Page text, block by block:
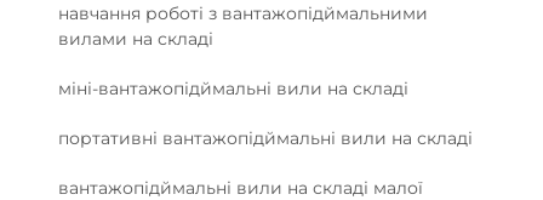
навчання роботі з вантажопідймальними
вилами на складі
міні-вантажопідймальні вили на складі
портативні вантажопідймальні вили на складі
вантажопідймальні вили на складі малої